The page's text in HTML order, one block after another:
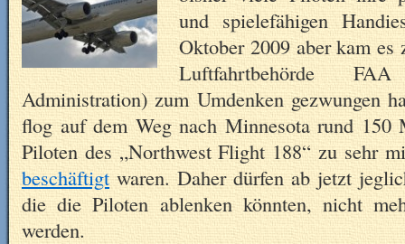
und spielefähigen
Oktober 2009 aber kam
Luftfahrtbehörde
Administration) zum Umdenken gezwungen
flog auf dem Weg nach Minnesota rund
Piloten des „Northwest Flight 188“ zu sehr
beschäftigtwaren. Daher dürfen ab jetzt
die die Piloten ablenken könnten, nicht
werden.